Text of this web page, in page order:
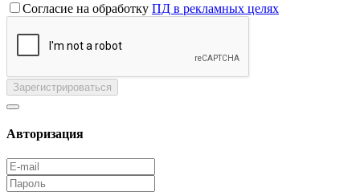
Согласие на обработку ПД в рекламных целях
Зарегистрироваться
Авторизация